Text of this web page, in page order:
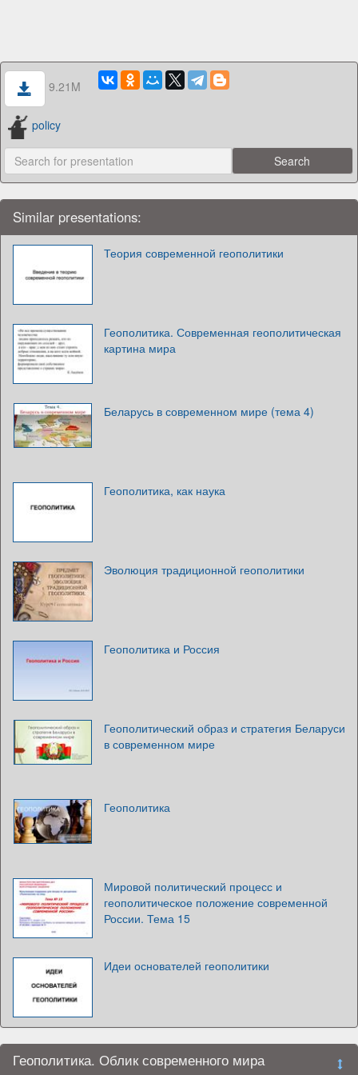
9.21M
policy
Similar presentations:
Теория современной геополитики
Геополитика. Современная геополитическая
картина мира
Беларусь в современном мире (тема 4)
Геополитика, как наука
Эволюция традиционной геополитики
Геополитика и Россия
Геополитический образ и стратегия Беларуси
в современном мире
Геополитика
Мировой политический процесс и
геополитическое положение современной
России. Тема 15
Идеи основателей геополитики
Геополитика. Облик современного мира